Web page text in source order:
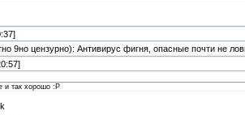
9но цензурно): Антивирус фигня, опасные почти не
и так хорошо :Р